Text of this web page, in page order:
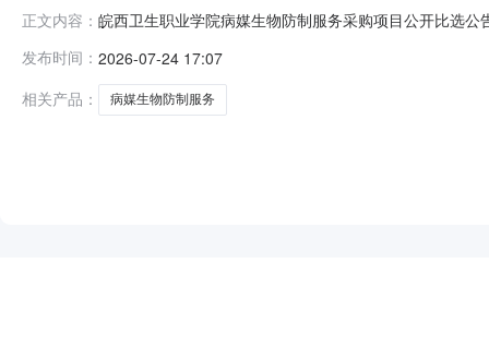
正文内容： 皖西卫生职业学院病媒生物防制服务采购项目公开比选
媒生物防制服务采购项目2、项目类型：服务类3、采购
发布时间： 2026-07-24 17:07
相关产品：
病媒生物防制服务